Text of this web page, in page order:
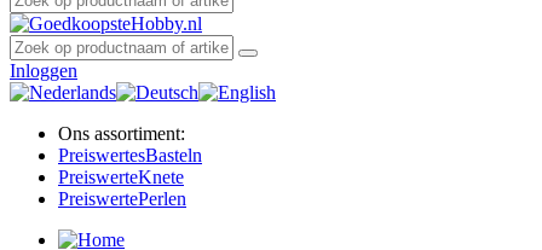
Inloggen
Ons assortiment:
PreiswertesBasteln
PreiswerteKnete
PreiswertePerlen